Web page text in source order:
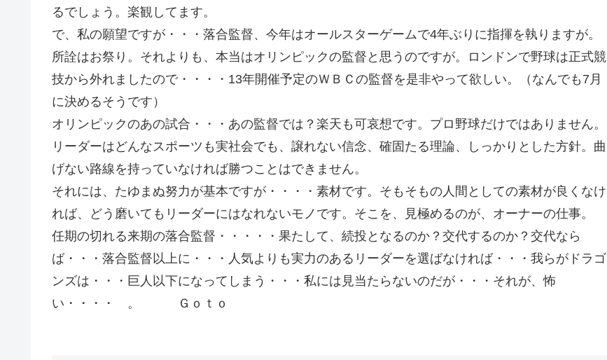
るでしょう。楽観してます。
で、私の願望ですが・・・落合監督、今年はオールスターゲームで4年ぶりに指揮を執りますが。
所詮はお祭り。それよりも、本当はオリンピックの監督と思うのですが。ロンドンで野球は正式競
技から外れましたので・・・・13年開催予定のＷＢＣの監督を是非やって欲しい。（なんでも7月
に決めるそうです）
オリンピックのあの試合・・・あの監督では？楽天も可哀想です。プロ野球だけではありません。
リーダーはどんなスポーツも実社会でも、譲れない信念、確固たる理論、しっかりとした方針。曲
げない路線を持っていなければ勝つことはできません。
それには、たゆまぬ努力が基本ですが・・・・素材です。そもそもの人間としての素材が良くなけ
れば、どう磨いてもリーダーにはなれないモノです。そこを、見極めるのが、オーナーの仕事。
任期の切れる来期の落合監督・・・・・果たして、続投となるのか？交代するのか？交代なら
ば・・・落合監督以上に・・・人気よりも実力のあるリーダーを選ばなければ・・・我らがドラゴ
ンズは・・・巨人以下になってしまう・・・私には見当たらないのだが・・・それが、怖
い・・・・ 。 Ｇｏｔｏ